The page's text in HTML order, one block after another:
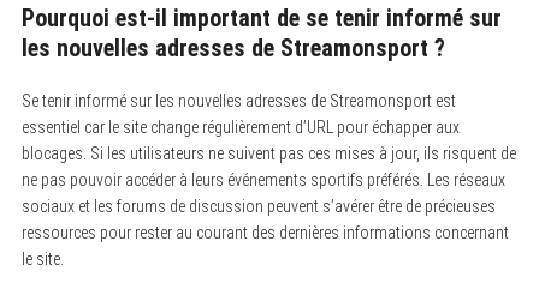
Pourquoi est-il important de se tenir informé sur
les nouvelles adresses de Streamonsport ?
Se tenir informé sur les nouvelles adresses de Streamonsport est
essentiel car le site change régulièrement d’URL pour échapper aux
blocages. Si les utilisateurs ne suivent pas ces mises à jour, ils risquent de
ne pas pouvoir accéder à leurs événements sportifs préférés. Les réseaux
sociaux et les forums de discussion peuvent s’avérer être de précieuses
ressources pour rester au courant des dernières informations concernant
le site.